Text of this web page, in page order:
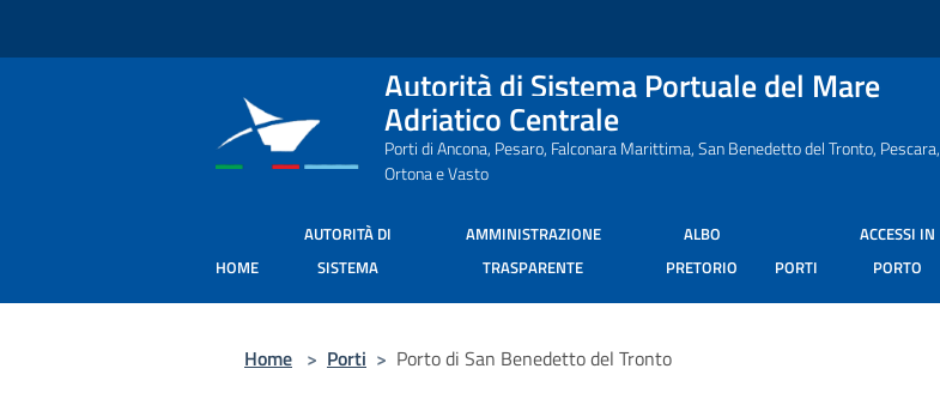
Autorità di Sistema Portuale del Mare
Adriatico Centrale
Porti di Ancona, Pesaro, Falconara Marittima, San Benedetto del Tronto, Pescara,
Ortona e Vasto
HOME
AUTORITÀ DI
SISTEMA
AMMINISTRAZIONE
TRASPARENTE
ALBO
PRETORIO
PORTI
ACCESSI IN
PORTO
Home > Porti > Porto di San Benedetto del Tronto